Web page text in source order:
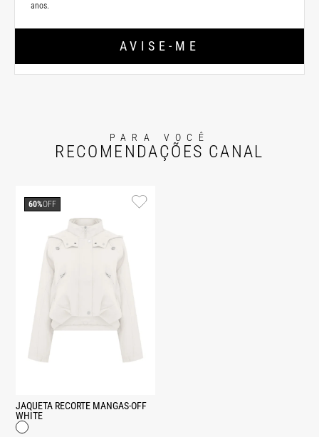
anos.
AVISE-ME
PARA VOCÊ
RECOMENDAÇÕES CANAL
JAQUETA RECORTE MANGAS-OFF
WHITE
60%OFF